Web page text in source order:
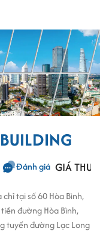
Đánh giá GIÁ
chỉ tại số 60 Hòa Bình,
đường Hòa Bình,
tuyến đường Lạc Long